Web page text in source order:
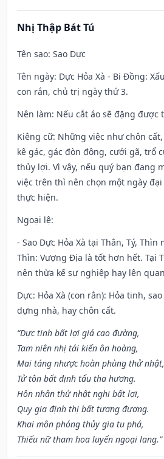
Nhị Thập Bát Tú
Tên sao: Sao Dực
Tên ngày: Dực Hỏa Xà - Bi Đồng:
con rắn, chủ trị ngày thứ 3.
Nên làm: Nếu cắt áo sẽ đặng được
Kiêng cữ: Những việc như chôn
kê gác, gác đòn đông, cưới gã, trổ
thủy lợi. Vì vậy, nếu quý bạn đang
việc trên thì nên chọn một ngày
thực hiện.
Ngoại lệ:
- Sao Dực Hỏa Xà tại Thân, Tý, Thìn
Thìn: Vượng Địa là tốt hơn hết. Tại
nên thừa kế sự nghiệp hay lên
Dực: Hỏa Xà (con rắn): Hỏa tinh,
dựng nhà, hay chôn cất.
“Dực tinh bất lợi giá cao đường,
Tam niên nhị tái kiến ôn hoàng,
Mai táng nhược hoàn phùng thử nhật,
Tử tôn bất định tẩu tha hương.
Hôn nhân thử nhật nghi bất lợi,
Quy gia định thị bất tương đương.
Khai môn phóng thủy gia tu phá,
Thiếu nữ tham hoa luyến ngoại lang.”